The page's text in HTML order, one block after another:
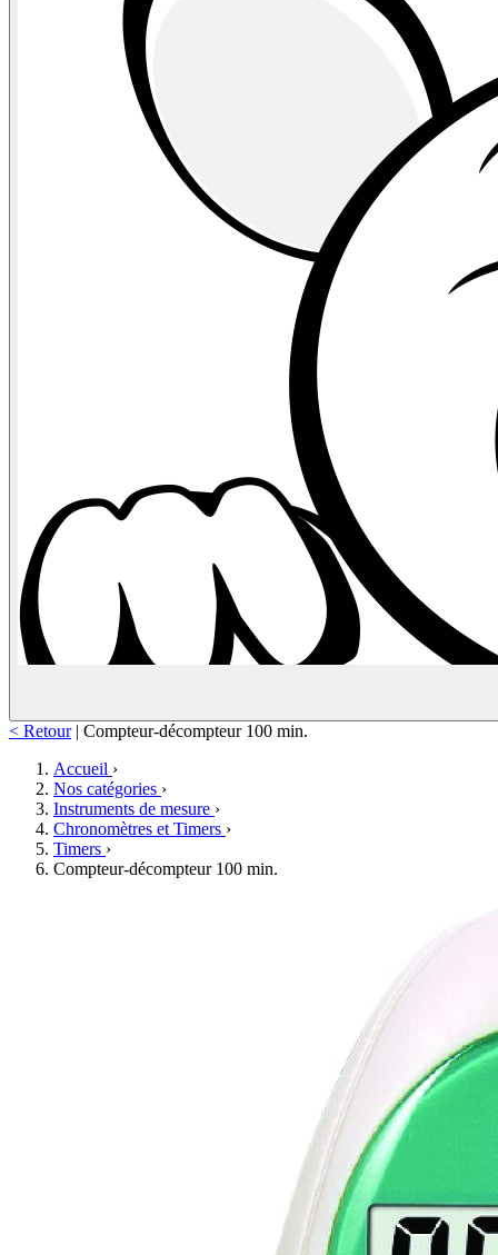
< Retour | Compteur-décompteur 100 min.
Accueil ›
Nos catégories ›
Instruments de mesure ›
Chronomètres et Timers ›
Timers ›
Compteur-décompteur 100 min.